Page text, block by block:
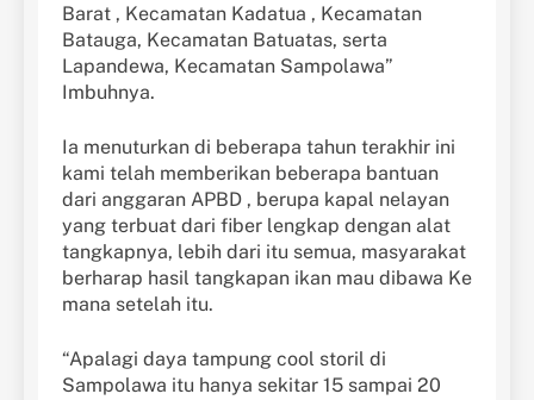
Barat , Kecamatan Kadatua , Kecamatan
Batauga, Kecamatan Batuatas, serta
Lapandewa, Kecamatan Sampolawa”
Imbuhnya.
Ia menuturkan di beberapa tahun terakhir ini
kami telah memberikan beberapa bantuan
dari anggaran APBD , berupa kapal nelayan
yang terbuat dari fiber lengkap dengan alat
tangkapnya, lebih dari itu semua, masyarakat
berharap hasil tangkapan ikan mau dibawa Ke
mana setelah itu.
“Apalagi daya tampung cool storil di
Sampolawa itu hanya sekitar 15 sampai 20